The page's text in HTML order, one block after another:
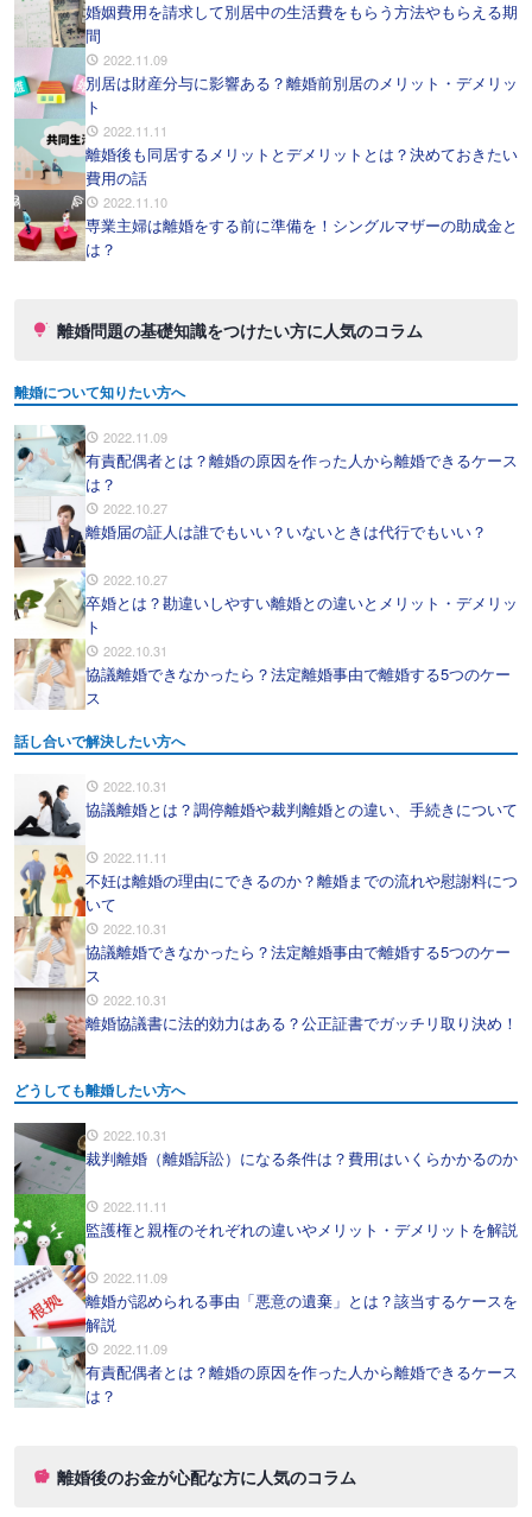
婚姻費用を請求して別居中の生活費をもらう方法やもらえる期
間
2022.11.09
別居は財産分与に影響ある？離婚前別居のメリット・デメリッ
ト
2022.11.11
離婚後も同居するメリットとデメリットとは？決めておきたい
費用の話
2022.11.10
専業主婦は離婚をする前に準備を！シングルマザーの助成金と
は？
離婚問題の基礎知識をつけたい方に人気のコラム
離婚について知りたい方へ
2022.11.09
有責配偶者とは？離婚の原因を作った人から離婚できるケース
は？
2022.10.27
離婚届の証人は誰でもいい？いないときは代行でもいい？
2022.10.27
卒婚とは？勘違いしやすい離婚との違いとメリット・デメリッ
ト
2022.10.31
協議離婚できなかったら？法定離婚事由で離婚する5つのケー
ス
話し合いで解決したい方へ
2022.10.31
協議離婚とは？調停離婚や裁判離婚との違い、手続きについて
2022.11.11
不妊は離婚の理由にできるのか？離婚までの流れや慰謝料につ
いて
2022.10.31
協議離婚できなかったら？法定離婚事由で離婚する5つのケー
ス
2022.10.31
離婚協議書に法的効力はある？公正証書でガッチリ取り決め！
どうしても離婚したい方へ
2022.10.31
裁判離婚（離婚訴訟）になる条件は？費用はいくらかかるのか
2022.11.11
監護権と親権のそれぞれの違いやメリット・デメリットを解説
2022.11.09
離婚が認められる事由「悪意の遺棄」とは？該当するケースを
解説
2022.11.09
有責配偶者とは？離婚の原因を作った人から離婚できるケース
は？
離婚後のお金が心配な方に人気のコラム